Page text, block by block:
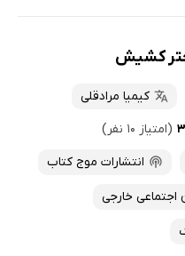
کشیش
کیمیا مرادقلی
(امتیاز ۱۰ نفر)
انتشارات موج کتاب
اجتماعی خارجی